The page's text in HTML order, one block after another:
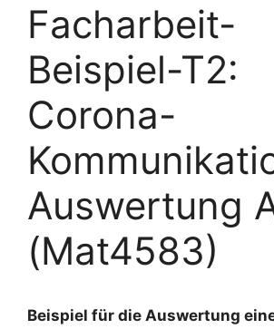
Facharbeit-
Beispiel-T2:
Corona-
Auswertung
(Mat4583)
Beispiel für die Auswertung